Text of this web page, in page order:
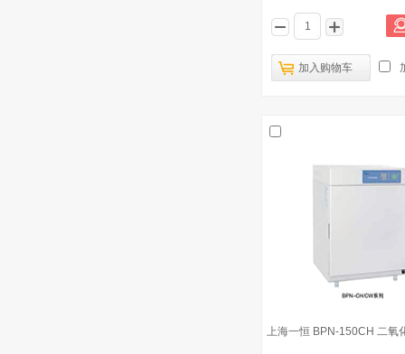
加入购物车
上海一恒 BPN-150CH 二氧